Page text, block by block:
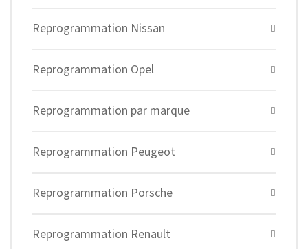
Reprogrammation Nissan
Reprogrammation Opel
Reprogrammation par marque
Reprogrammation Peugeot
Reprogrammation Porsche
Reprogrammation Renault